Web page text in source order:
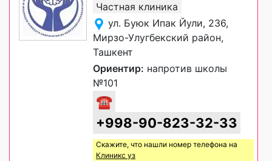
Частная клиника
ул. Буюк Ипак Йули, 236,
Мирзо-Улугбекский район,
Ташкент
Ориентир: напротив школы
№101
☎
+998-90-823-32-33
Скажите, что нашли номер телефона на
Клиникс уз